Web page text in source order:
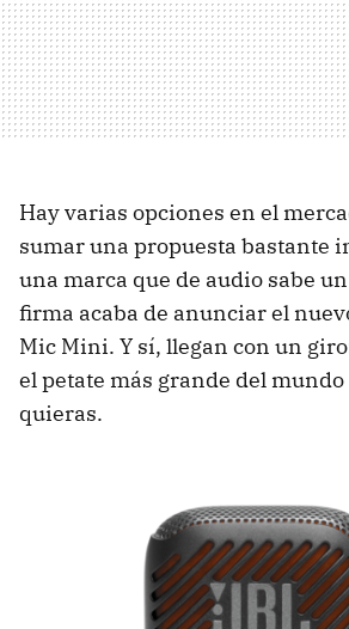
Hay varias opciones en el
sumar una propuesta bastante
una marca que de audio sabe
firma acaba de anunciar el
Mic Mini. Y sí, llegan con un
el petate más grande del
quieras.